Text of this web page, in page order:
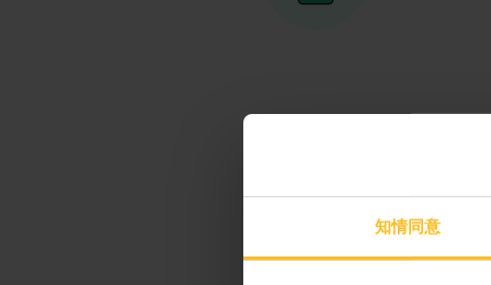
知情同意